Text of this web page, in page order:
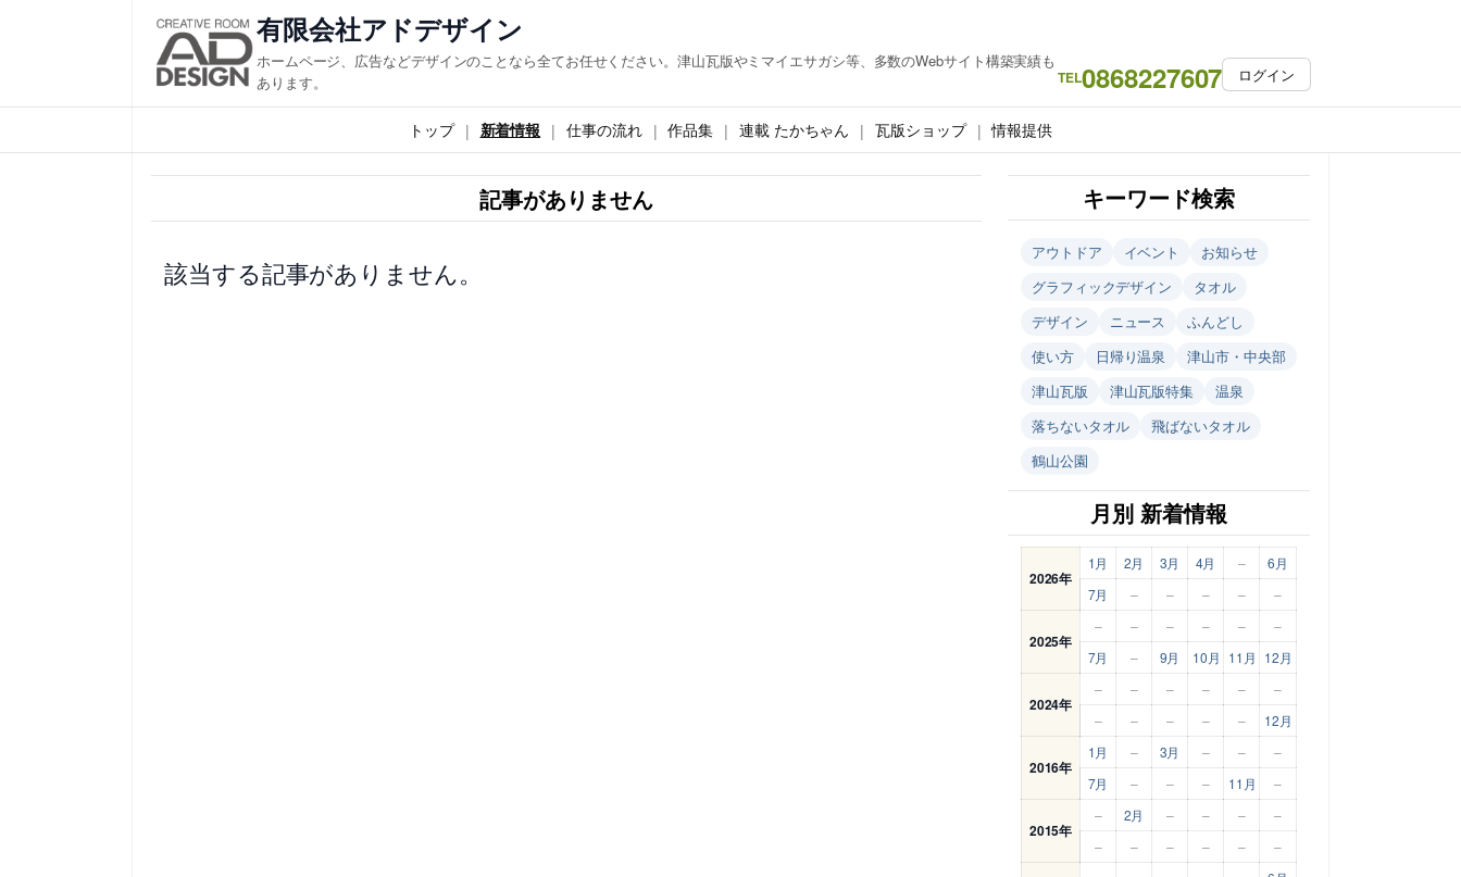
ス
キ
有限会社アドデザイン
ホームページ、広告などデザインのことなら全てお任せください。津山瓦版やミマイエサガシ等、多数のWebサイト構築実績も
あります。
TEL0868227607 ログイン
トップ 新着情報 仕事の流れ 作品集 連載 たかちゃん 瓦版ショップ 情報提供
記事がありません
該当する記事がありません。
キーワード検索
アウトドア イベント
お知らせ
グラフィックデザイン
タオル
デザイン
ニュース
ふんどし
使い方
日帰り温泉
津山市・中央部
津山瓦版
津山瓦版特集
温泉
落ちないタオル
飛ばないタオル
鶴山公園
月別 新着情報
2026年
1月 2月 3月 4月 –
6月
7月
– – – – –
2025年
– – – – –
–
7月
– 9月 10月 11月 12月
2024年
– – – – –
–
–
– – – – 12月
2016年
1月 – 3月 – –
–
7月
– – – 11月 –
2015年
– 2月 – – –
–
–
– – – – –